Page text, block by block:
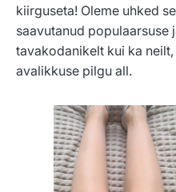
kiirguseta! Oleme uhked
saavutanud populaarsuse
tavakodanikelt kui ka
avalikkuse pilgu all.